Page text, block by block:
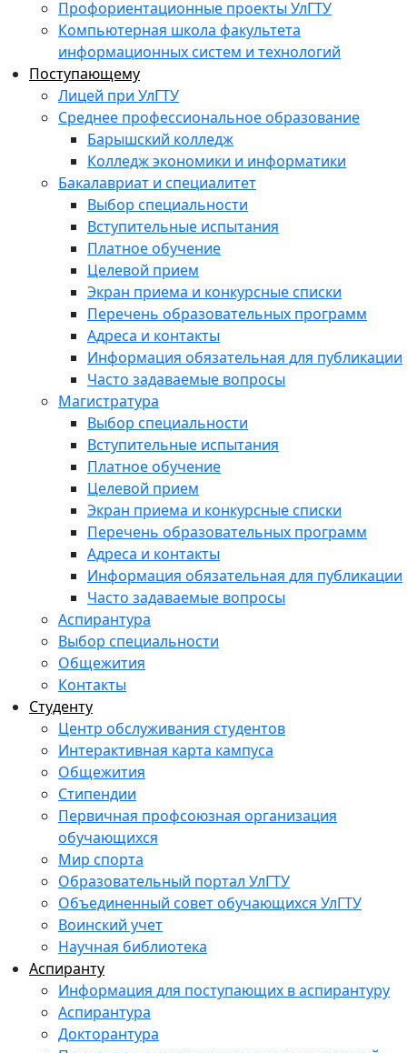
Профориентационные проекты УлГТУ
Компьютерная школа факультета
информационных систем и технологий
Поступающему
Лицей при УлГТУ
Среднее профессиональное образование
Барышский колледж
Колледж экономики и информатики
Бакалавриат и специалитет
Выбор специальности
Вступительные испытания
Платное обучение
Целевой прием
Экран приема и конкурсные списки
Перечень образовательных программ
Адреса и контакты
Информация обязательная для публикации
Часто задаваемые вопросы
Магистратура
Выбор специальности
Вступительные испытания
Платное обучение
Целевой прием
Экран приема и конкурсные списки
Перечень образовательных программ
Адреса и контакты
Информация обязательная для публикации
Часто задаваемые вопросы
Аспирантура
Выбор специальности
Общежития
Контакты
Студенту
Центр обслуживания студентов
Интерактивная карта кампуса
Общежития
Стипендии
Первичная профсоюзная организация
обучающихся
Мир спорта
Образовательный портал УлГТУ
Объединенный совет обучающихся УлГТУ
Воинский учет
Научная библиотека
Аспиранту
Информация для поступающих в аспирантуру
Аспирантура
Докторантура